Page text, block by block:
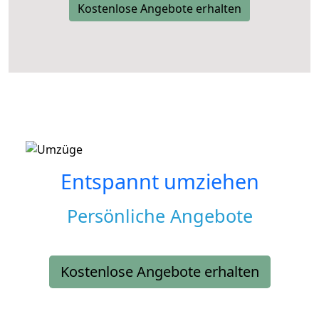
Kostenlose Angebote erhalten
Entspannt umziehen
Persönliche Angebote
Kostenlose Angebote erhalten